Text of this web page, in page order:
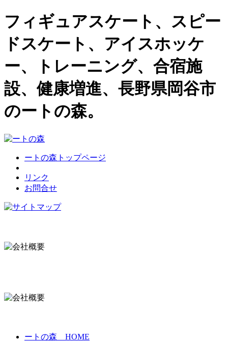
フィギュアスケート、スピー
ドスケート、アイスホッケ
ー、トレーニング、合宿施
設、健康増進、長野県岡谷市
のートの森。
ートの森トップページ
リンク
お問合せ
ートの森 HOME